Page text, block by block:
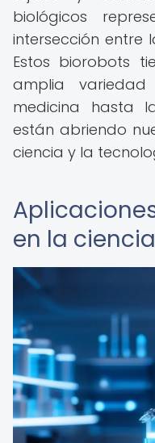
biológicos
intersección entre
Estos biorobots
amplia
medicina hasta
están abriendo
ciencia y la
en la ciencia